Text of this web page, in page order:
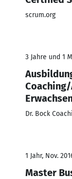
scrum.org
3 Jahre und 1
Dr. Bock
1 Jahr, Nov.
Master